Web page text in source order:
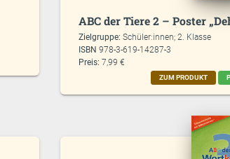
ABC der Tiere 2 – Poster
Zielgruppe:Schüler:innen; 2. Klasse
ISBN978-3-619-14287-3
Preis: 7,99 €
ZUM PRODUKT